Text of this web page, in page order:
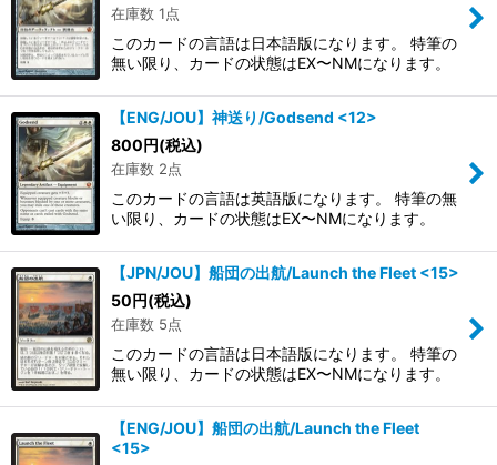
在庫数 1点
このカードの言語は日本語版になります。 特筆の
無い限り、カードの状態はEX〜NMになります。
【ENG/JOU】神送り/Godsend <12>
800円(税込)
在庫数 2点
このカードの言語は英語版になります。 特筆の無
い限り、カードの状態はEX〜NMになります。
【JPN/JOU】船団の出航/Launch the Fleet <15>
50円(税込)
在庫数 5点
このカードの言語は日本語版になります。 特筆の
無い限り、カードの状態はEX〜NMになります。
【ENG/JOU】船団の出航/Launch the Fleet
<15>